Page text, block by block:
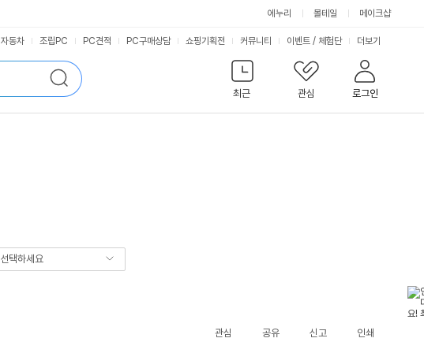
에누리 몰테일 메이크샵
검
색
최근
관심 로그인
자동차 조립PC PC견적 PC구매상담 쇼핑기획전 커뮤니티 이벤트 / 체험단 서
비
스
더보기
선택하세요
관심 공유 신고 인쇄